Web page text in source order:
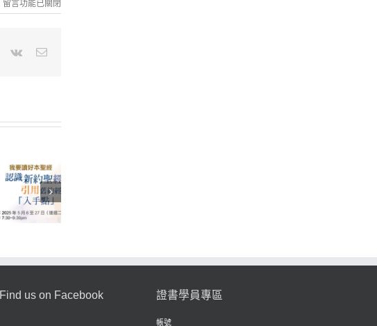
在
〈191E33
留言功能已關閉
Pinterest
Vk Email:
251A16 陪伴
成長．共建快
Find us on Facebook 證書學員專區
帳號